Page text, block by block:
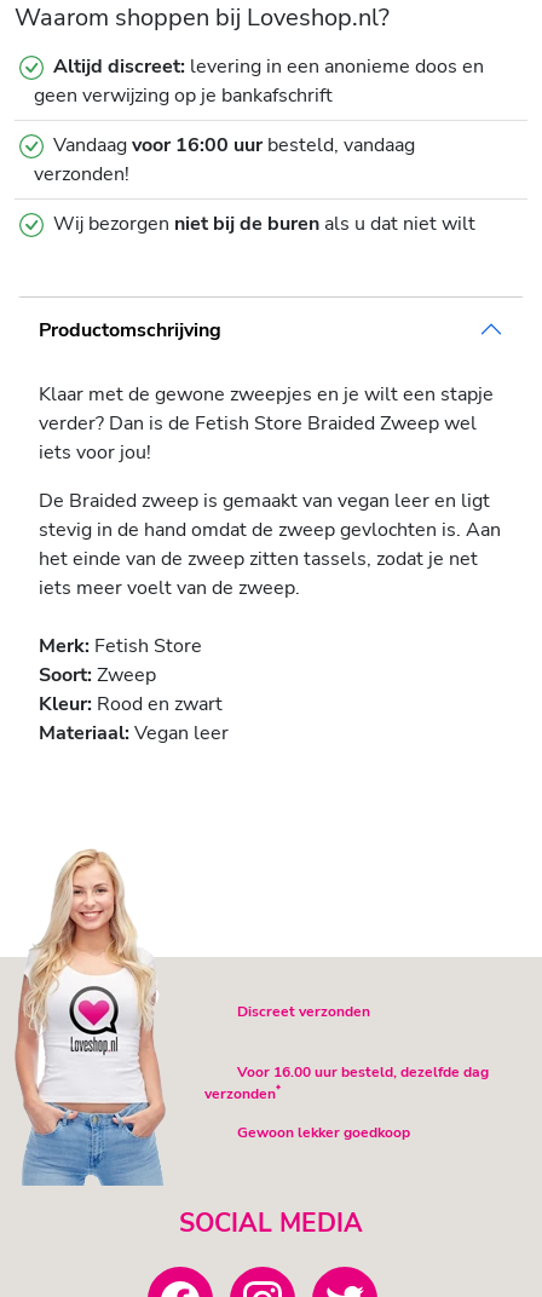
Waarom shoppen bij Loveshop.nl?
Altijd discreet: levering in een anonieme doos en
geen verwijzing op je bankafschrift
Vandaagvoor 16:00 uurbesteld, vandaag
verzonden!
Wij bezorgen niet bij de burenals u dat niet wilt
Productomschrijving
Klaar met de gewone zweepjes en je wilt een stapje
verder? Dan is de Fetish Store Braided Zweep wel
iets voor jou!
De Braided zweep is gemaakt van vegan leer en ligt
stevig in de hand omdat de zweep gevlochten is. Aan
het einde van de zweep zitten tassels, zodat je net
iets meer voelt van de zweep.
Merk: Fetish Store
Soort:Zweep
Kleur: Rood en zwart
Materiaal:Vegan leer
Discreet verzonden
Voor 16.00 uur besteld, dezelfde dag
verzonden*
Gewoon lekker goedkoop
SOCIAL MEDIA